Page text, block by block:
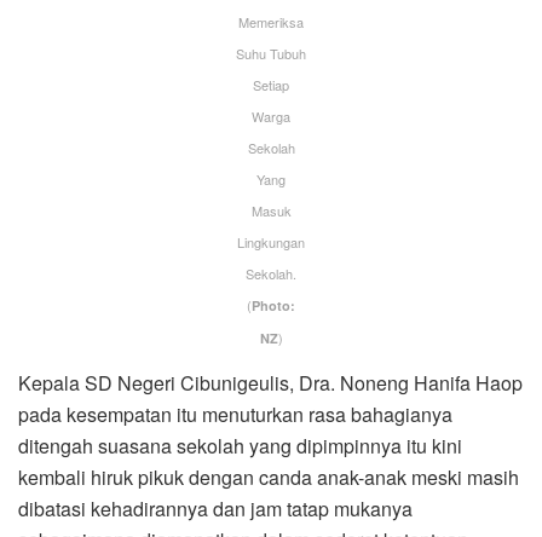
Memeriksa
Suhu Tubuh
Setiap
Warga
Sekolah
Yang
Masuk
Lingkungan
Sekolah.
(Photo:
NZ)
Kepala SD Negeri Cibunigeulis, Dra. Noneng Hanifa Haop
pada kesempatan itu menuturkan rasa bahagianya
ditengah suasana sekolah yang dipimpinnya itu kini
kembali hiruk pikuk dengan canda anak-anak meski masih
dibatasi kehadirannya dan jam tatap mukanya